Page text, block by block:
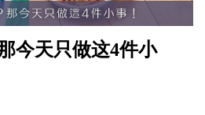
今天只做这4件小